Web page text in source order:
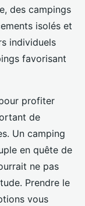
des campings
isolés et
individuels
favorisant
profiter
de
Un camping
en quête de
ne pas
Prendre le
vous